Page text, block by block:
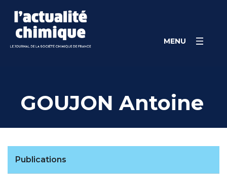
content
MENU
GOUJON Antoine
Publications